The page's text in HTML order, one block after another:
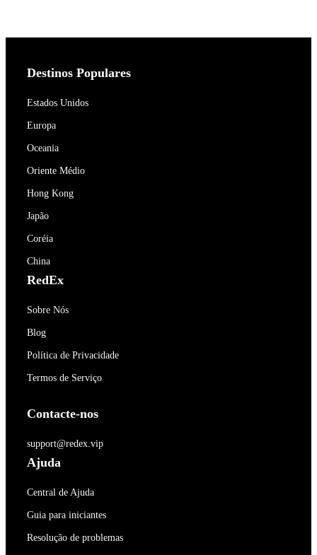
Destinos Populares
Estados Unidos
Europa
Oceania
Oriente Médio
Hong Kong
Japão
Coréia
China
RedEx
Sobre Nós
Blog
Política de Privacidade
Termos de Serviço
Contacte-nos
support@redex.vip
Ajuda
Central de Ajuda
Guia para iniciantes
Resolução de problemas